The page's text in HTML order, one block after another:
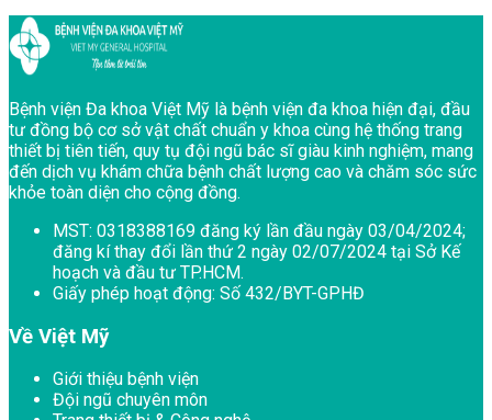
Chân trang Bệnh viện Đa khoa Việt Mỹ
Bệnh viện Đa khoa Việt Mỹ là bệnh viện đa khoa hiện đại, đầu
tư đồng bộ cơ sở vật chất chuẩn y khoa cùng hệ thống trang
thiết bị tiên tiến, quy tụ đội ngũ bác sĩ giàu kinh nghiệm, mang
đến dịch vụ khám chữa bệnh chất lượng cao và chăm sóc sức
khỏe toàn diện cho cộng đồng.
MST: 0318388169 đăng ký lần đầu ngày 03/04/2024;
đăng kí thay đổi lần thứ 2 ngày 02/07/2024 tại Sở Kế
hoạch và đầu tư TP.HCM.
Giấy phép hoạt động: Số 432/BYT-GPHĐ
Về Việt Mỹ
Giới thiệu bệnh viện
Đội ngũ chuyên môn